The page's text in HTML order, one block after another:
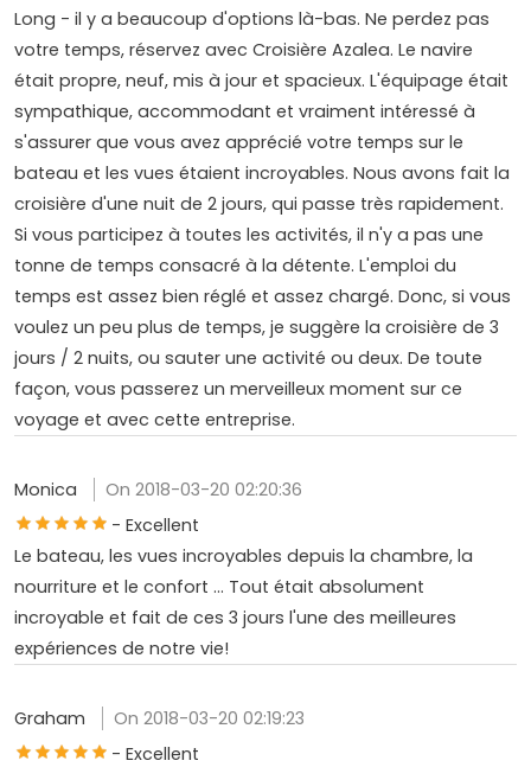
Long - il y a beaucoup d'options là-bas. Ne perdez pas
votre temps, réservez avec Croisière Azalea. Le navire
était propre, neuf, mis à jour et spacieux. L'équipage était
sympathique, accommodant et vraiment intéressé à
s'assurer que vous avez apprécié votre temps sur le
bateau et les vues étaient incroyables. Nous avons fait la
croisière d'une nuit de 2 jours, qui passe très rapidement.
Si vous participez à toutes les activités, il n'y a pas une
tonne de temps consacré à la détente. L'emploi du
temps est assez bien réglé et assez chargé. Donc, si vous
voulez un peu plus de temps, je suggère la croisière de 3
jours / 2 nuits, ou sauter une activité ou deux. De toute
façon, vous passerez un merveilleux moment sur ce
voyage et avec cette entreprise.
Monica
On 2018-03-20 02:20:36
- Excellent
Le bateau, les vues incroyables depuis la chambre, la
nourriture et le confort ... Tout était absolument
incroyable et fait de ces 3 jours l'une des meilleures
expériences de notre vie!
Graham
On 2018-03-20 02:19:23
- Excellent